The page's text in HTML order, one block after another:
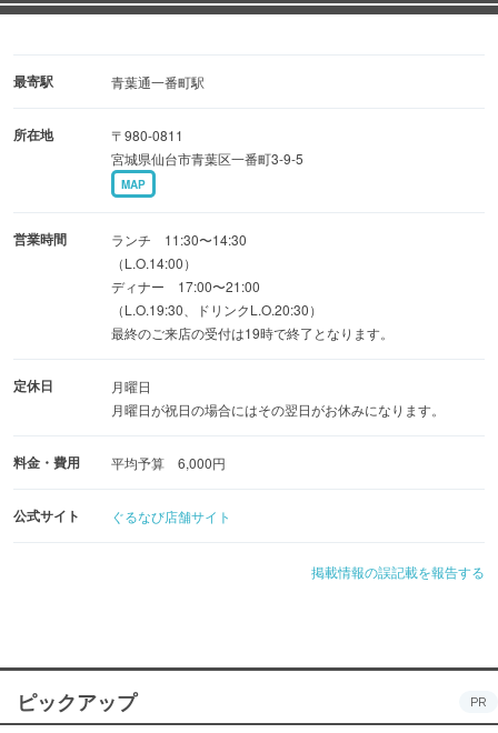
不自由な方でもご安心いただけます。
【ご予約について】
電話にてご連絡をお願いいたします。
※2 月曜日にお受けした予約に関しては定休日のため、予約
のご連絡が翌営業日以降になります。
※3 ランチ・ディナー共に5名以上の「席のみ予約」の際
は、予約確定の際にメニューの確定をお願い致します。
上記に付きまして、ご理解をお願いいたします。
最寄駅 青葉通一番町駅
所在地
〒980-0811
宮城県仙台市青葉区一番町3-9-5
MAP
営業時間
ランチ 11:30〜14:30
（L.O.14:00）
ディナー 17:00〜21:00
（L.O.19:30、ドリンクL.O.20:30）
最終のご来店の受付は19時で終了となります。
定休日
月曜日
月曜日が祝日の場合にはその翌日がお休みになります。
料金・費用 平均予算 6,000円
公式サイト ぐるなび店舗サイト
掲載情報の誤記載を報告する
ピックアップ PR